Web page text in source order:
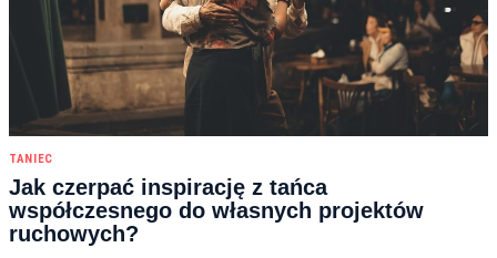
TANIEC
Jak czerpać inspirację z tańca
współczesnego do własnych projektów
ruchowych?